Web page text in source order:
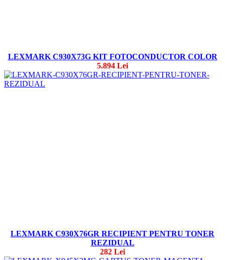
LEXMARK C930X73G KIT FOTOCONDUCTOR COLOR
5.894 Lei
LEXMARK C930X76GR RECIPIENT PENTRU TONER
REZIDUAL
282 Lei